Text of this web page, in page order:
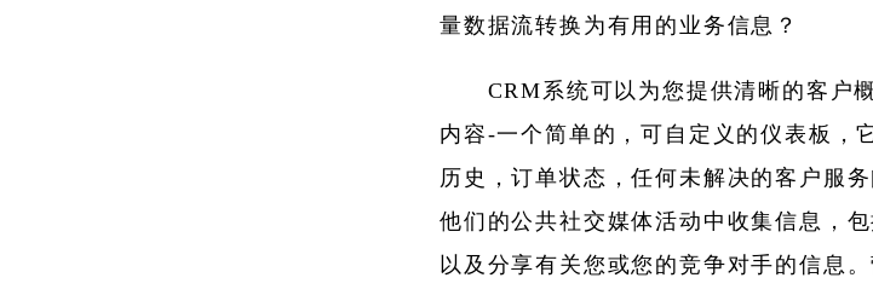
量数据流转换为有用的业务信息？
CRM系统可以为您提供清晰的客户
内容-一个简单的，可自定义的仪表板，
历史，订单状态，任何未解决的客户服
他们的公共社交媒体活动中收集信息，
以及分享有关您或您的竞争对手的信息